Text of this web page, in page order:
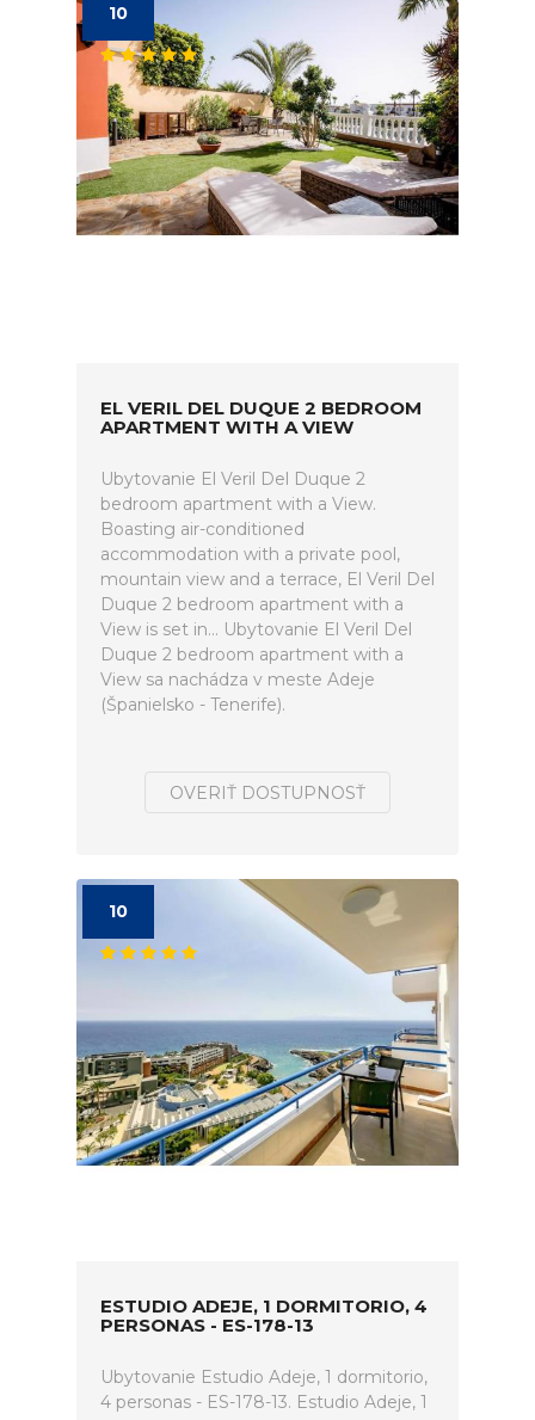
10
EL VERIL DEL DUQUE 2 BEDROOM
APARTMENT WITH A VIEW
Ubytovanie El Veril Del Duque 2
bedroom apartment with a View.
Boasting air-conditioned
accommodation with a private pool,
mountain view and a terrace, El Veril Del
Duque 2 bedroom apartment with a
View is set in... Ubytovanie El Veril Del
Duque 2 bedroom apartment with a
View sa nachádza v meste Adeje
(Španielsko - Tenerife).
OVERIŤ DOSTUPNOSŤ
10
ESTUDIO ADEJE, 1 DORMITORIO, 4
PERSONAS - ES-178-13
Ubytovanie Estudio Adeje, 1 dormitorio,
4 personas - ES-178-13. Estudio Adeje, 1